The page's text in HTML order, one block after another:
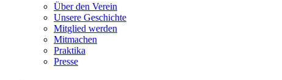
Über den Verein
Unsere Geschichte
Mitglied werden
Mitmachen
Praktika
Presse